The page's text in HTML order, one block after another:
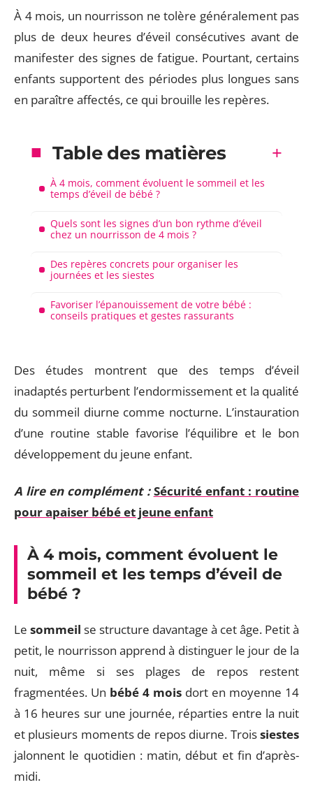
À 4 mois, un nourrisson ne tolère généralement pas
plus de deux heures d’éveil consécutives avant de
manifester des signes de fatigue. Pourtant, certains
enfants supportent des périodes plus longues sans
en paraître affectés, ce qui brouille les repères.
Table des matières
À 4 mois, comment évoluent le sommeil et les
temps d’éveil de bébé ?
Quels sont les signes d’un bon rythme d’éveil
chez un nourrisson de 4 mois ?
Des repères concrets pour organiser les
journées et les siestes
Favoriser l’épanouissement de votre bébé :
conseils pratiques et gestes rassurants
Des études montrent que des temps d’éveil
inadaptés perturbent l’endormissement et la qualité
du sommeil diurne comme nocturne. L’instauration
d’une routine stable favorise l’équilibre et le bon
développement du jeune enfant.
A lire en complément : Sécurité enfant : routine
pour apaiser bébé et jeune enfant
À 4 mois, comment évoluent le
sommeil et les temps d’éveil de
bébé ?
Le sommeil se structure davantage à cet âge. Petit à
petit, le nourrisson apprend à distinguer le jour de la
nuit, même si ses plages de repos restent
fragmentées. Un bébé 4 mois dort en moyenne 14
à 16 heures sur une journée, réparties entre la nuit
et plusieurs moments de repos diurne. Troissiestes
jalonnent le quotidien : matin, début et fin d’après-
midi.